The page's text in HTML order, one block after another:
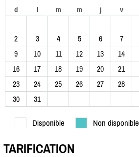
d l m m j v
2
3 4 5 6 7
9
10 11 12 13 14
16
17 18 19 20 21
23
24 25 26 27 28
30
31
Disponible Non disponible
TARIFICATION